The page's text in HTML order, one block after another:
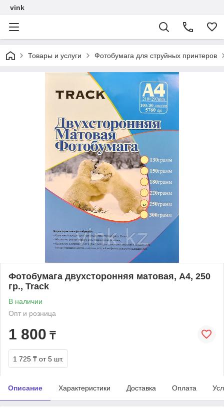
vink
Товары и услуги Фотобумага для струйных принтеров
Фотобумага двухсторонняя матовая, A4, 250
гр., Track
В наличии
Опт и розница
1 800 ₸
1 725 ₸ от 5 шт.
Описание Характеристики Доставка Оплата